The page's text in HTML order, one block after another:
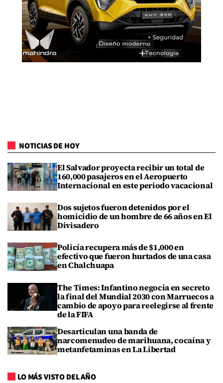
NOTICIAS DE HOY
El Salvador proyecta recibir un total de
160,000 pasajeros en el Aeropuerto
Internacional en este periodo vacacional
Dos sujetos fueron detenidos por el
homicidio de un hombre de 66 años en El
Divisadero
Policía recupera más de $1,000 en
efectivo que fueron hurtados de una casa
en Chalchuapa
The Times: Infantino negocia en secreto
la final del Mundial 2030 con Marruecos a
cambio de apoyo para reelegirse al frente
de la FIFA
Desarticulan una banda de
narcomenudeo de marihuana, cocaína y
metanfetaminas en La Libertad
LO MÁS VISTO DEL AÑO